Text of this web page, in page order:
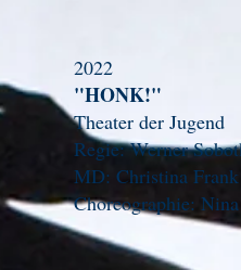
2022
"HONK!"
Theater der Jugend
Regie: Werner
MD: Christina Frank
Choreographie: